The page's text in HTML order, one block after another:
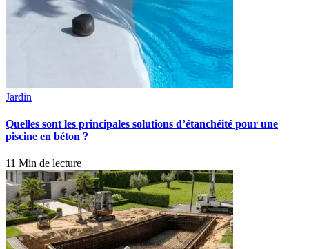
Jardin
Quelles sont les principales solutions d’étanchéité pour une
piscine en béton ?
11 Min de lecture